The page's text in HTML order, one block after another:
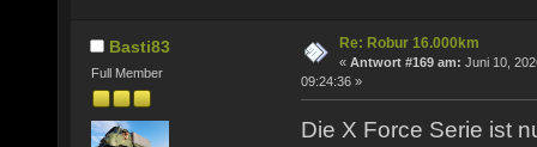
Basti83
Full Member
Re: Robur 16.000km
« Antwort #169 am: Juni 10,
09:24:36 »
Die X Force Serie ist